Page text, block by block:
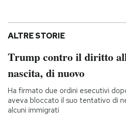
ALTRE STORIE
Trump contro il diritto
nascita, di nuovo
Ha firmato due ordini esecutivi
aveva bloccato il suo tentativo di
alcuni immigrati